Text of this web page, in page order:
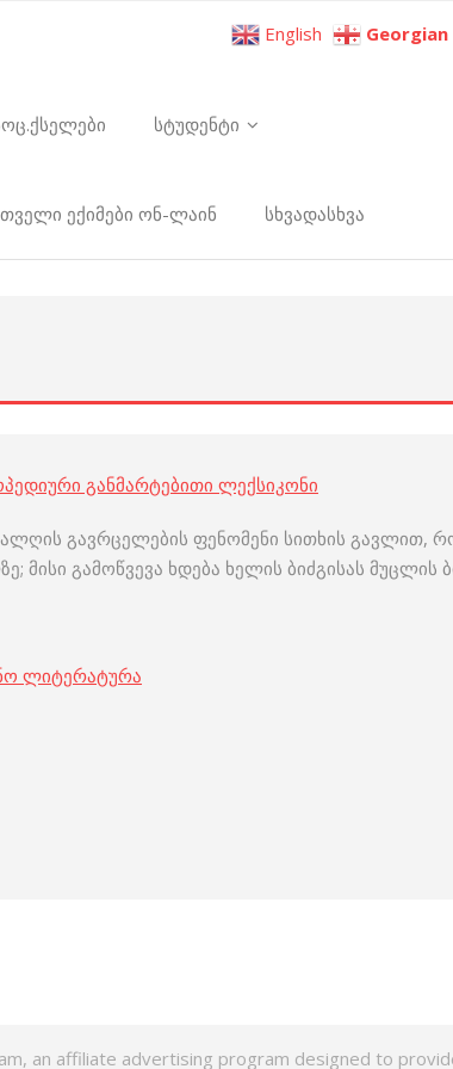
სტუდენტი
ექიმები ონ-ლაინ სხვადასხვა
განმარტებითი ლექსიკონი
გავრცელების ფენომენი სითხის გავლით,
გამოწვევა ხდება ხელის ბიძგისას მუცლის
ლიტერატურა
an affiliate advertising program designed to
English Georgian